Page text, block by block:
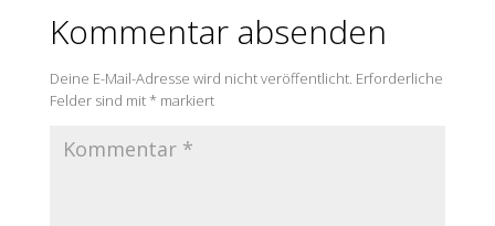
Kommentar absenden
Deine E-Mail-Adresse wird nicht veröffentlicht. Erforderliche
Felder sind mit*markiert